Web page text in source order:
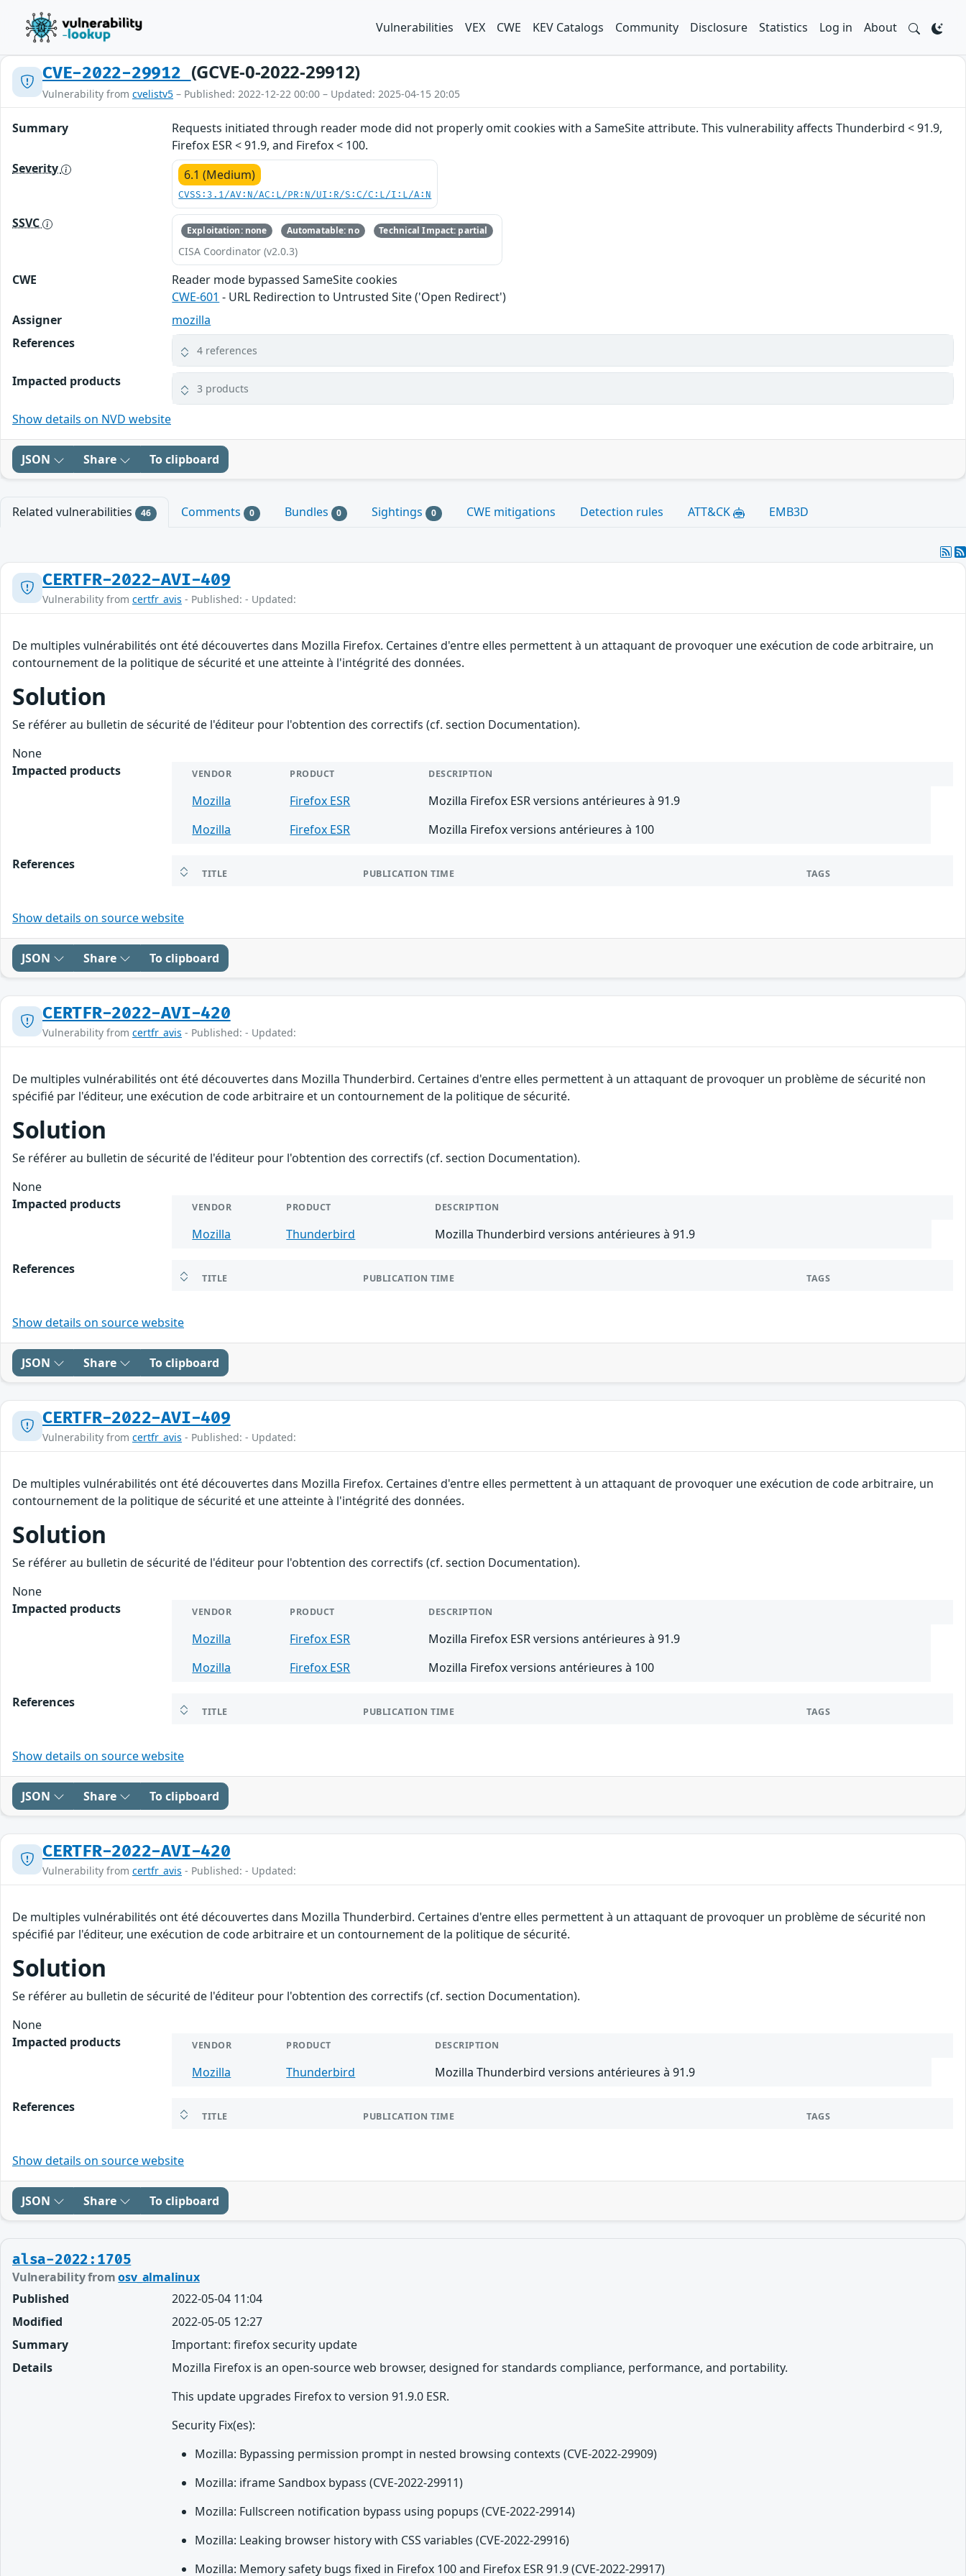
Vulnerabilities VEX CWE KEV Catalogs Community Disclosure Statistics Log in About
CVE-2022-29912 (GCVE-0-2022-29912)
Vulnerability from cvelistv5 – Published: 2022-12-22 00:00 – Updated: 2025-04-15 20:05
Summary
Requests initiated through reader mode did not properly omit cookies with a SameSite attribute. This vulnerability affects Thunderbird < 91.9,
Firefox ESR < 91.9, and Firefox < 100.
Severity
6.1 (Medium)
CVSS:3.1/AV:N/AC:L/PR:N/UI:R/S:C/C:L/I:L/A:N
SSVC Exploitation: none Automatable: no Technical Impact: partial
CISA Coordinator (v2.0.3)
CWE
Reader mode bypassed SameSite cookies
CWE-601 - URL Redirection to Untrusted Site ('Open Redirect')
Assigner
mozilla
References
4 references
Impacted products 3 products
Show details on NVD website
JSON Share To clipboard
Related vulnerabilities 46 Comments 0 Bundles 0 Sightings 0 CWE mitigations Detection rules ATT&CK EMB3D
CERTFR-2022-AVI-409
Vulnerability from certfr_avis - Published: - Updated:
De multiples vulnérabilités ont été découvertes dans Mozilla Firefox. Certaines d'entre elles permettent à un attaquant de provoquer une exécution de code arbitraire, un
contournement de la politique de sécurité et une atteinte à l'intégrité des données.
Solution
Se référer au bulletin de sécurité de l'éditeur pour l'obtention des correctifs (cf. section Documentation).
None
Impacted products
VENDOR PRODUCT DESCRIPTION
Mozilla Firefox ESR
Mozilla Firefox ESR versions antérieures à 91.9
Mozilla
Firefox ESR Mozilla Firefox versions antérieures à 100
References
TITLE PUBLICATION TIME TAGS
Show details on source website
JSON Share To clipboard
CERTFR-2022-AVI-420
Vulnerability from certfr_avis - Published: - Updated:
De multiples vulnérabilités ont été découvertes dans Mozilla Thunderbird. Certaines d'entre elles permettent à un attaquant de provoquer un problème de sécurité non
spécifié par l'éditeur, une exécution de code arbitraire et un contournement de la politique de sécurité.
Solution
Se référer au bulletin de sécurité de l'éditeur pour l'obtention des correctifs (cf. section Documentation).
None
Impacted products
VENDOR PRODUCT DESCRIPTION
Mozilla Thunderbird Mozilla Thunderbird versions antérieures à 91.9
References
TITLE PUBLICATION TIME TAGS
Show details on source website
JSON Share To clipboard
CERTFR-2022-AVI-409
Vulnerability from certfr_avis - Published: - Updated:
De multiples vulnérabilités ont été découvertes dans Mozilla Firefox. Certaines d'entre elles permettent à un attaquant de provoquer une exécution de code arbitraire, un
contournement de la politique de sécurité et une atteinte à l'intégrité des données.
Solution
Se référer au bulletin de sécurité de l'éditeur pour l'obtention des correctifs (cf. section Documentation).
None
Impacted products
VENDOR PRODUCT DESCRIPTION
Mozilla Firefox ESR
Mozilla Firefox ESR versions antérieures à 91.9
Mozilla
Firefox ESR Mozilla Firefox versions antérieures à 100
References
TITLE PUBLICATION TIME TAGS
Show details on source website
JSON Share To clipboard
CERTFR-2022-AVI-420
Vulnerability from certfr_avis - Published: - Updated:
De multiples vulnérabilités ont été découvertes dans Mozilla Thunderbird. Certaines d'entre elles permettent à un attaquant de provoquer un problème de sécurité non
spécifié par l'éditeur, une exécution de code arbitraire et un contournement de la politique de sécurité.
Solution
Se référer au bulletin de sécurité de l'éditeur pour l'obtention des correctifs (cf. section Documentation).
None
Impacted products
VENDOR PRODUCT DESCRIPTION
Mozilla Thunderbird Mozilla Thunderbird versions antérieures à 91.9
References
TITLE PUBLICATION TIME TAGS
Show details on source website
JSON Share To clipboard
alsa-2022:1705
Vulnerability fromosv_almalinux
Published
2022-05-04 11:04
Modified
2022-05-05 12:27
Summary
Important: firefox security update
Details
Mozilla Firefox is an open-source web browser, designed for standards compliance, performance, and portability.
This update upgrades Firefox to version 91.9.0 ESR.
Security Fix(es):
Mozilla: Bypassing permission prompt in nested browsing contexts (CVE-2022-29909)
Mozilla: iframe Sandbox bypass (CVE-2022-29911)
Mozilla: Fullscreen notification bypass using popups (CVE-2022-29914)
Mozilla: Leaking browser history with CSS variables (CVE-2022-29916)
Mozilla: Memory safety bugs fixed in Firefox 100 and Firefox ESR 91.9 (CVE-2022-29917)